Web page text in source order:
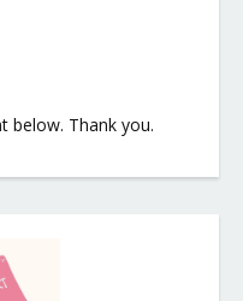
below. Thank you.